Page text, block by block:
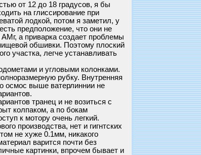
от 12 до 18 градусов, я бы
на глиссирование при
лодкой, потом я заметил, у
предположение, что они не
а приварка создает проблемы
обшивки. Поэтому плоский
участка, легче устанавливать
и угловыми колонками.
рубку. Внутренняя
осмос выше ватерлиннии не
транец и не возиться с
колпаком, а по бокам
к мотору очень легкий.
производства, нет и гигнтских
не хуже 0.1мм, никакого
варится почти без
картинки, впрочем бывает и